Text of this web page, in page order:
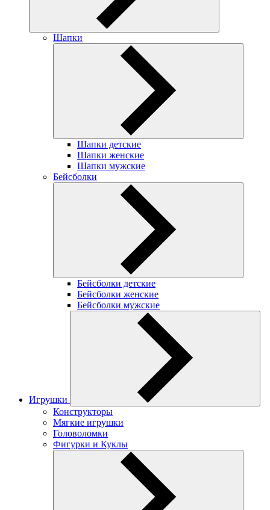
Шапки
Шапки детские
Шапки женские
Шапки мужские
Бейсболки
Бейсболки детские
Бейсболки женские
Бейсболки мужские
Игрушки
Конструкторы
Мягкие игрушки
Головоломки
Фигурки и Куклы